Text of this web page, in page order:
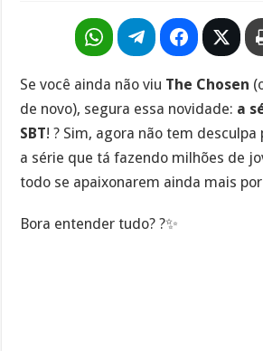
Se você ainda não viu The Chosen
de novo), segura essa novidade: a
SBT! ? Sim, agora não tem desculpa
a série que tá fazendo milhões de
todo se apaixonarem ainda mais por
Bora entender tudo? ?✨